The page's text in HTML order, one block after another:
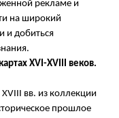
рекламе и
на широкий
и добиться
XVI-XVIII веков.
вв. из коллекции
прошлое